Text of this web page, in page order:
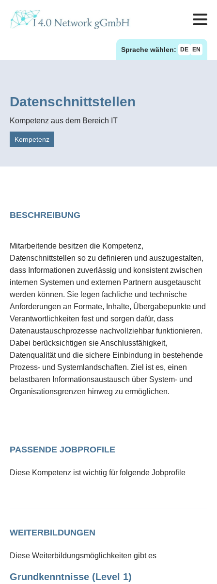
Sprache wählen: DE EN
Datenschnittstellen
Kompetenz aus dem Bereich IT
Kompetenz
BESCHREIBUNG
Mitarbeitende besitzen die Kompetenz,
Datenschnittstellen so zu definieren und auszugestalten,
dass Informationen zuverlässig und konsistent zwischen
internen Systemen und externen Partnern ausgetauscht
werden können. Sie legen fachliche und technische
Anforderungen an Formate, Inhalte, Übergabepunkte und
Verantwortlichkeiten fest und sorgen dafür, dass
Datenaustauschprozesse nachvollziehbar funktionieren.
Dabei berücksichtigen sie Anschlussfähigkeit,
Datenqualität und die sichere Einbindung in bestehende
Prozess- und Systemlandschaften. Ziel ist es, einen
belastbaren Informationsaustausch über System- und
Organisationsgrenzen hinweg zu ermöglichen.
PASSENDE JOBPROFILE
Diese Kompetenz ist wichtig für folgende Jobprofile
WEITERBILDUNGEN
Diese Weiterbildungsmöglichkeiten gibt es
Grundkenntnisse (Level 1)